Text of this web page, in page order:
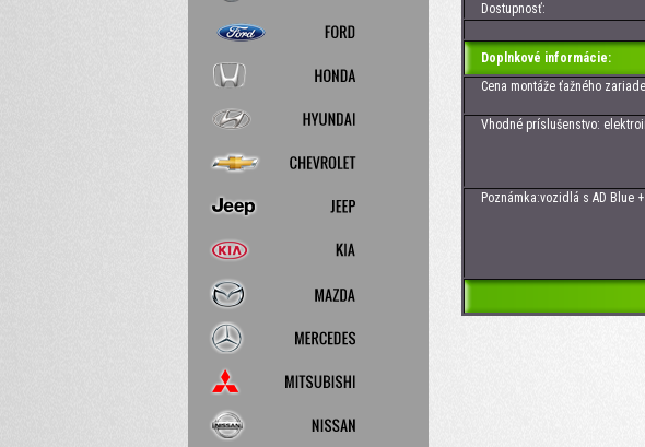
Dostupnosť:
Doplnkové informácie:
Cena montáže ťažného
Vhodné príslušenstvo:
- 13 pólová
Poznámka:vozidlá s AD Blue +